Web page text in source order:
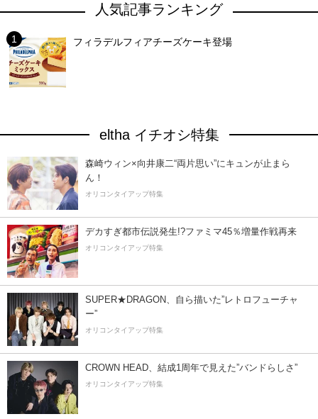
人気記事ランキング
フィラデルフィアチーズケーキ登場
eltha イチオシ特集
森崎ウィン×向井康二“両片思い”にキュンが止まら
ん！
オリコンタイアップ特集
デカすぎ都市伝説発生!?ファミマ45％増量作戦再来
オリコンタイアップ特集
SUPER★DRAGON、自ら描いた”レトロフューチャ
ー”
オリコンタイアップ特集
CROWN HEAD、結成1周年で見えた”バンドらしさ”
オリコンタイアップ特集